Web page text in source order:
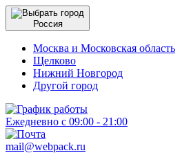
Россия
Москва и Московская область
Щелково
Нижний Новгород
Другой город
Ежедневно с 09:00 - 21:00
mail@webpack.ru